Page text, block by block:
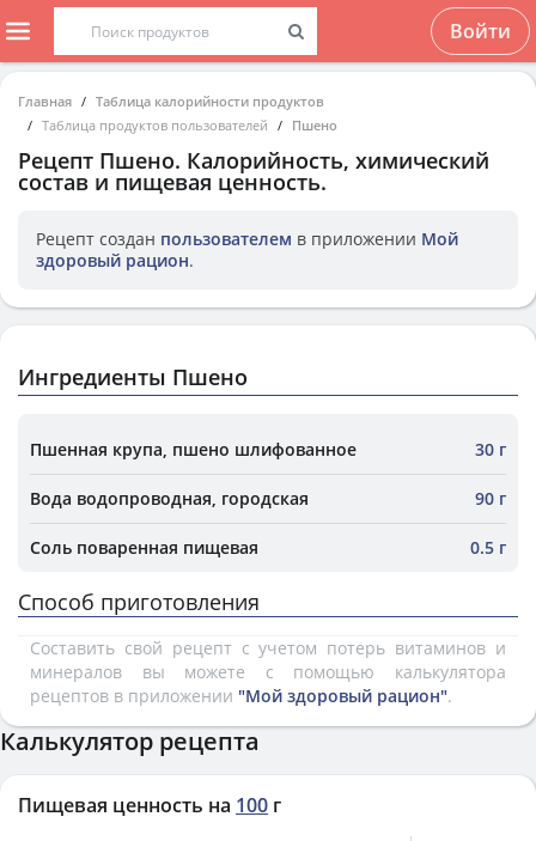
Войти
Главная
Таблица калорийности продуктов
Таблица продуктов пользователей
Пшено
Рецепт Пшено. Калорийность, химический
состав и пищевая ценность.
Рецепт создан пользователем в приложении Мой
здоровый рацион.
Ингредиенты Пшено
Пшенная крупа, пшено шлифованное 30 г
Вода водопроводная, городская 90 г
Соль поваренная пищевая 0.5 г
Способ приготовления
Составить свой рецепт с учетом потерь витаминов и
минералов вы можете с помощью калькулятора
рецептов в приложении "Мой здоровый рацион".
Калькулятор рецепта
Пищевая ценность на 100 г